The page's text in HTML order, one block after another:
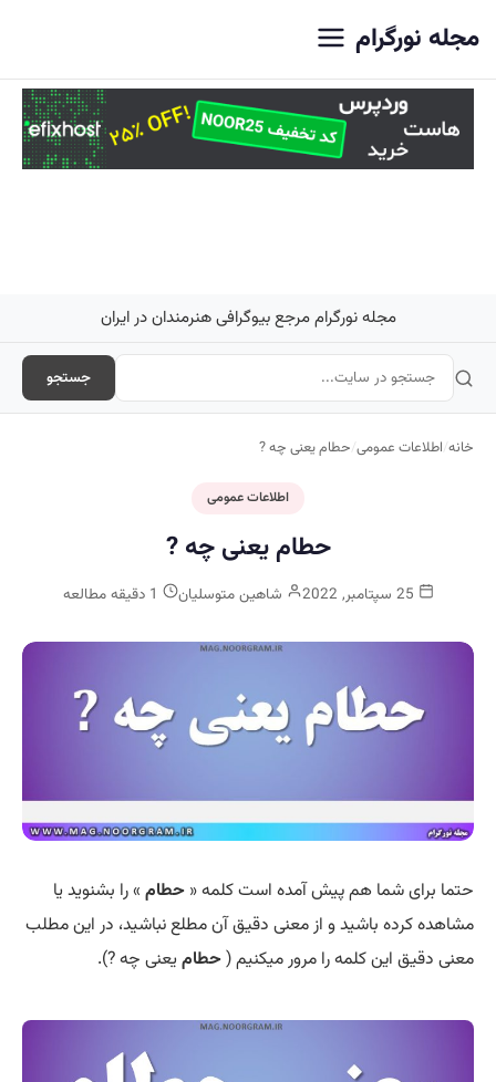
مجله نورگرام
مجله نورگرام مرجع بیوگرافی هنرمندان در ایران
جستجو
خانه/اطلاعات عمومی/حطام یعنی چه ?
اطلاعات عمومی
حطام یعنی چه ?
شاهین متوسلیان
حتما برای شما هم پیش آمده است کلمه « حطام » را بشنوید یا
مشاهده کرده باشید و از معنی دقیق آن مطلع نباشید، در این مطلب
معنی دقیق این کلمه را مرور میکنیم (حطامیعنی چه ?).